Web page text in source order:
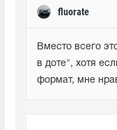
fluorate
Вместо всего
в доте", хотя
формат, мне